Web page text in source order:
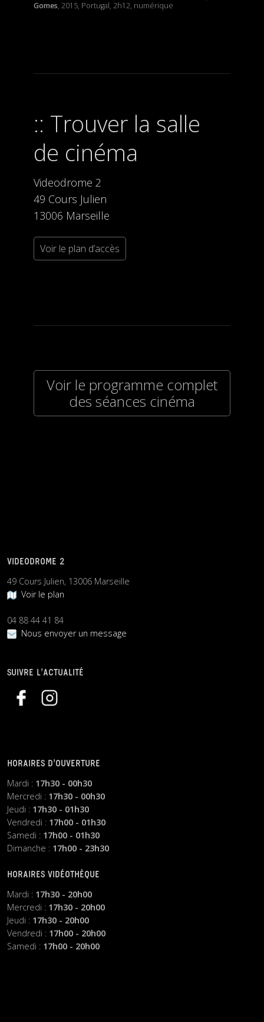
Gomes, 2015, Portugal, 2h12, numérique
Trouver la salle
de cinéma
Videodrome 2
49 Cours Julien
13006 Marseille
Voir le plan d’accès
Voir le programme complet
des séances cinéma
VIDEODROME 2
49 Cours Julien, 13006 Marseille
Voir le plan
04 88 44 41 84
Nous envoyer un message
SUIVRE L’ACTUALITÉ
HORAIRES D’OUVERTURE
Mardi : 17h30 - 00h30
Mercredi : 17h30 - 00h30
Jeudi : 17h30 - 01h30
Vendredi : 17h00 - 01h30
Samedi : 17h00 - 01h30
Dimanche : 17h00 - 23h30
HORAIRES VIDÉOTHÈQUE
Mardi : 17h30 - 20h00
Mercredi : 17h30 - 20h00
Jeudi : 17h30 - 20h00
Vendredi : 17h00 - 20h00
Samedi : 17h00 - 20h00